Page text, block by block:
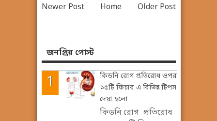
Newer Post Older Post
Home
জনপ্রিয় পোস্ট
কিডনি রোগ প্রতিরোধ ওপর
১৫টি ফিচার এ বিভিন্ন টিপস
দেয়া হলো
কিডনি রোগ প্রতিরোধ